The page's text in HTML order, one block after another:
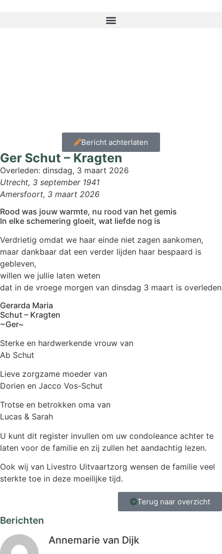
Bericht achterlaten
Ger Schut – Kragten
Overleden: dinsdag, 3 maart 2026
Utrecht, 3 september 1941
Amersfoort, 3 maart 2026
Rood was jouw warmte, nu rood van het gemis
In elke schemering gloeit, wat liefde nog is
Verdrietig omdat we haar einde niet zagen aankomen,
maar dankbaar dat een verder lijden haar bespaard is
gebleven,
willen we jullie laten weten
dat in de vroege morgen van dinsdag 3 maart is overleden
Gerarda Maria
Schut – Kragten
~Ger~
Sterke en hardwerkende vrouw van
Ab Schut
Lieve zorgzame moeder van
Dorien en Jacco Vos-Schut
Trotse en betrokken oma van
Lucas & Sarah
U kunt dit register invullen om uw condoleance achter te
laten voor de familie en zij zullen het aandachtig lezen.
Ook wij van Livestro Uitvaartzorg wensen de familie veel
sterkte toe in deze moeilijke tijd.
Terug naar overzicht
Berichten
Annemarie van Dijk